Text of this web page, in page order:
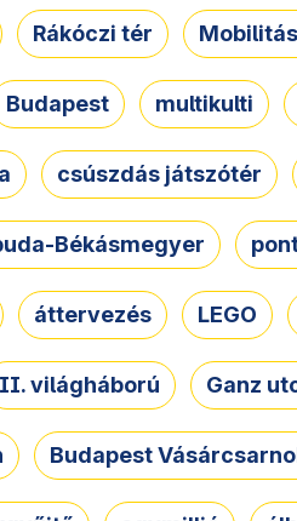
Rákóczi tér
Budapest multikulti
csúszdás játszótér
Békásmegyer
áttervezés LEGO
II. világháború Ganz
Budapest